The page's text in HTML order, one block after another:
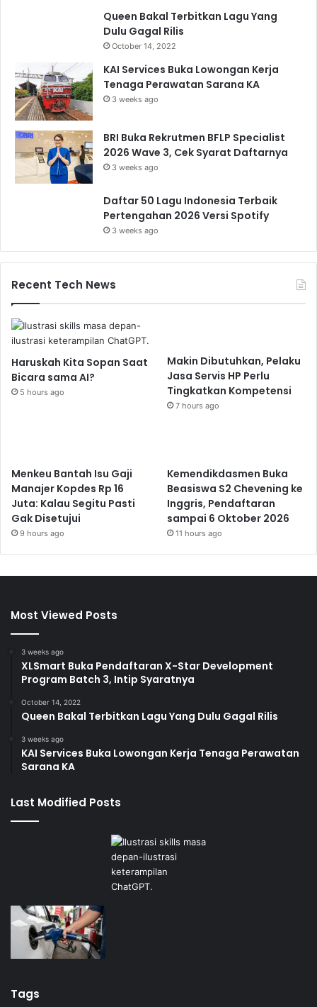
Queen Bakal Terbitkan Lagu Yang
Dulu Gagal Rilis
October 14, 2022
KAI Services Buka Lowongan Kerja
Tenaga Perawatan Sarana KA
3 weeks ago
BRI Buka Rekrutmen BFLP Specialist
2026 Wave 3, Cek Syarat Daftarnya
3 weeks ago
Daftar 50 Lagu Indonesia Terbaik
Pertengahan 2026 Versi Spotify
3 weeks ago
Recent Tech News
Haruskah Kita Sopan Saat
Bicara sama AI?
5 hours ago
Makin Dibutuhkan, Pelaku
Jasa Servis HP Perlu
Tingkatkan Kompetensi
7 hours ago
Menkeu Bantah Isu Gaji
Manajer Kopdes Rp 16
Juta: Kalau Segitu Pasti
Gak Disetujui
9 hours ago
Kemendikdasmen Buka
Beasiswa S2 Chevening ke
Inggris, Pendaftaran
sampai 6 Oktober 2026
11 hours ago
Most Viewed Posts
3 weeks ago
XLSmart Buka Pendaftaran X-Star Development
Program Batch 3, Intip Syaratnya
October 14, 2022
Queen Bakal Terbitkan Lagu Yang Dulu Gagal Rilis
3 weeks ago
KAI Services Buka Lowongan Kerja Tenaga Perawatan
Sarana KA
Last Modified Posts
Tags